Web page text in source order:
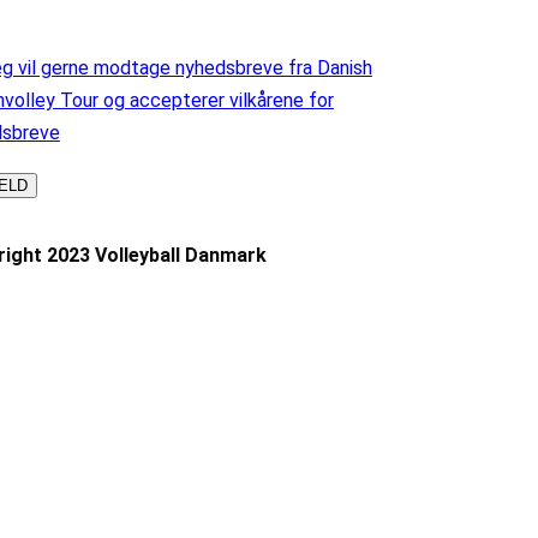
vil gerne modtage nyhedsbreve fra Danish
Tour og accepterer vilkårene for
2023 Volleyball Danmark